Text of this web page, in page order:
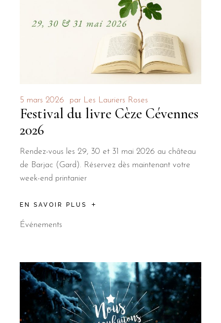
5 mars 2026 par Les Lauriers Roses
Festival du livre Cèze Cévennes
2026
Rendez-vous les 29, 30 et 31 mai 2026 au château
de Barjac (Gard). Réservez dès maintenant votre
week-end printanier
EN SAVOIR PLUS
Événements